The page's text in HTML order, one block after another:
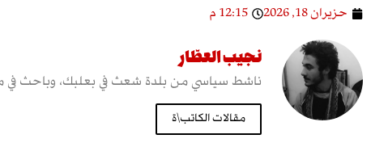
حزيران 18, 2026 12:15 م
نجيب العطّار
ناشط سياسي من بلدة شعث في بعلبك، وباحث في
مقالات الكاتب\ة